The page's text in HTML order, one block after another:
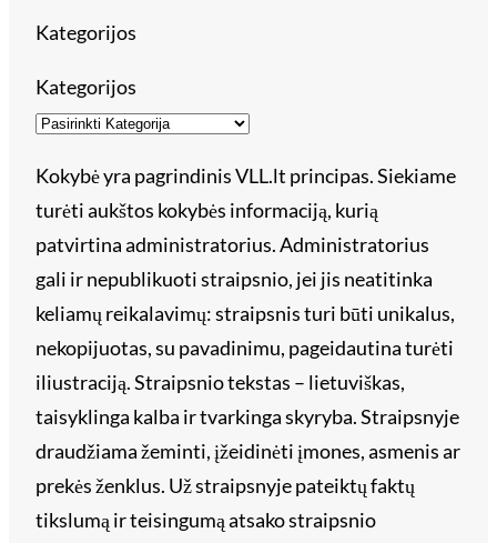
Kategorijos
Kategorijos
Kokybė yra pagrindinis VLL.lt principas. Siekiame
turėti aukštos kokybės informaciją, kurią
patvirtina administratorius. Administratorius
gali ir nepublikuoti straipsnio, jei jis neatitinka
keliamų reikalavimų: straipsnis turi būti unikalus,
nekopijuotas, su pavadinimu, pageidautina turėti
iliustraciją. Straipsnio tekstas – lietuviškas,
taisyklinga kalba ir tvarkinga skyryba. Straipsnyje
draudžiama žeminti, įžeidinėti įmones, asmenis ar
prekės ženklus. Už straipsnyje pateiktų faktų
tikslumą ir teisingumą atsako straipsnio